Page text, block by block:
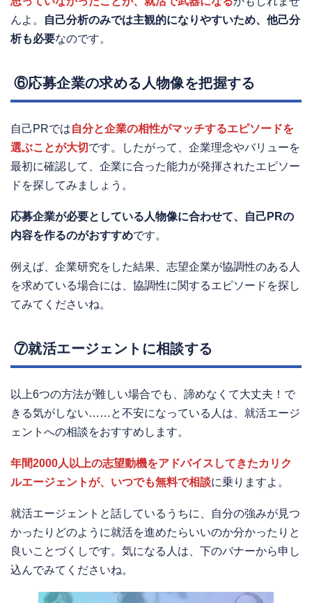
んよ。
自己分析のみでは主観的になりやすいため、他己分
析も必要なのです。
⑥応募企業の求める人物像を把握する
自己PRでは自分と企業の相性がマッチするエピソードを
選ぶことが大切 です。したがって、企業理念やバリューを
最初に確認して、企業に合った能力が発揮されたエピソー
ドを探してみましょう。
応募企業が必要としている人物像に合わせて、自己PRの
内容を作るのがおすすめです。
例えば、企業研究をした結果、志望企業が協調性のある人
を求めている場合には、協調性に関するエピソードを探し
てみてくださいね。
⑦就活エージェントに相談する
以上6つの方法が難しい場合でも、諦めなくて大丈夫！で
きる気がしない……と不安になっている人は、就活エージ
ェントへの相談をおすすめします。
年間2000人以上の志望動機をアドバイスしてきたカリク
ルエージェントが、いつでも無料で相談に乗りますよ。
就活エージェントと話しているうちに、自分の強みが見つ
かったりどのように就活を進めたらいいのか分かったりと
良いことづくしです。気になる人は、下のバナーから申し
込んでみてくださいね。